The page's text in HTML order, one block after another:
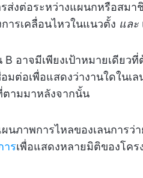
ส่งต่อระหว่างแผนกหรือสม
ารเคลื่อนไหวในแนวตั้ง และ
B อาจมีเพียงเป้าหมายเดีย
มต่อเพื่อแสดงว่างานใดในเ
ตามมาหลังจากนั้น
นภาพการไหลของเลนการว่
ารเพื่อแสดงหลายมิติของโคร